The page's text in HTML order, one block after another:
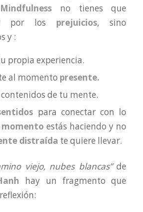
Mindfulness no tienes que
por los prejuicios, sino
y :
propia experiencia.
al momento presente.
de tu mente.
para conectar con lo
momentoestás haciendo y no
distraída te quiere llevar.
viejo, nubes blancas”de
hay un fragmento que